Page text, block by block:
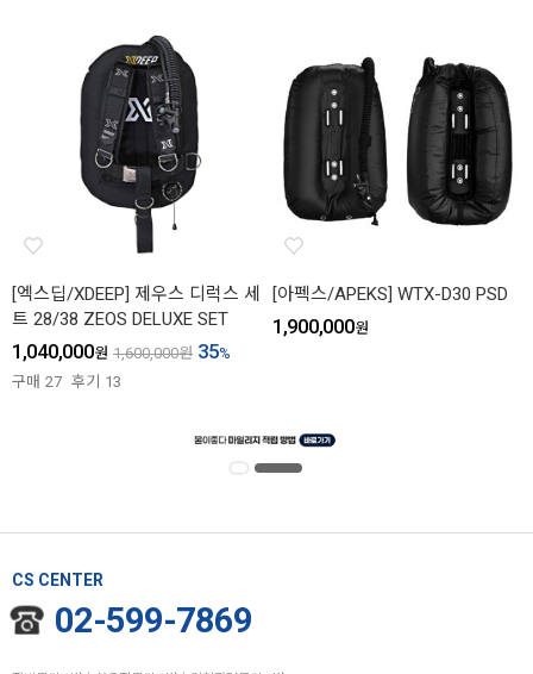
[엑스딥/XDEEP] 제우스 디럭스 세
트 28/38 ZEOS DELUXE SET
1,040,000원 1,600,000원 35%
구매 27 후기 13
[아펙스/APEKS] WTX-D30 PSD
1,900,000원
CS CENTER
02-599-7869